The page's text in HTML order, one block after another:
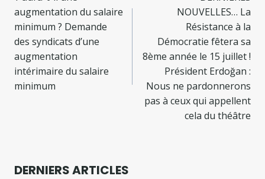
l’article
augmentation du salaire
minimum ? Demande
des syndicats d’une
augmentation
intérimaire du salaire
minimum
NOUVELLES… La
Résistance à la
Démocratie fêtera sa
8ème année le 15 juillet !
Président Erdoğan :
Nous ne pardonnerons
pas à ceux qui appellent
cela du théâtre
DERNIERS ARTICLES